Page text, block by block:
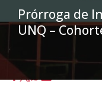
Prórroga de
UNQ –
UNQ – Cohorte Junio 2026